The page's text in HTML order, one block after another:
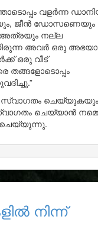
വളർന്ന
ജീൻ ഡോസണെയും
നല്ല
അവർ ഒരു
ഒരു വീട്
തങ്ങളോടൊപ്പം
ചെയ്യാൻ
ചെയ്യുന്നു.
നിന്ന്